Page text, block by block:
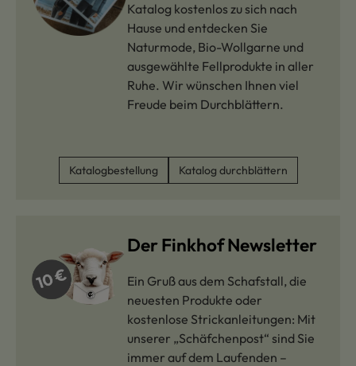
Katalog kostenlos zu sich nach
Hause und entdecken Sie
Naturmode, Bio-Wollgarne und
ausgewählte Fellprodukte in aller
Ruhe. Wir wünschen Ihnen viel
Freude beim Durchblättern.
Katalogbestellung Katalog durchblättern
Der Finkhof Newsletter
Ein Gruß aus dem Schafstall, die
neuesten Produkte oder
kostenlose Strickanleitungen: Mit
unserer „Schäfchenpost“ sind Sie
immer auf dem Laufenden –